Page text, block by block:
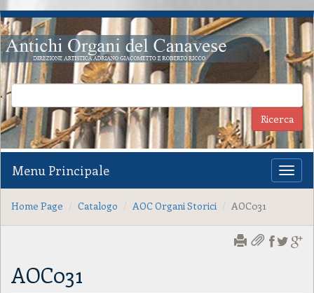
Menu Principale
Home Page Catalogo AOC Organi Storici AOC031
AOC031